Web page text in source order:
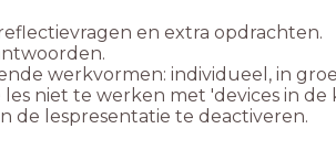
en extra opdrachten.
werkvormen: individueel, in
les niet te werken met 'devices in
de lespresentatie te deactiveren.